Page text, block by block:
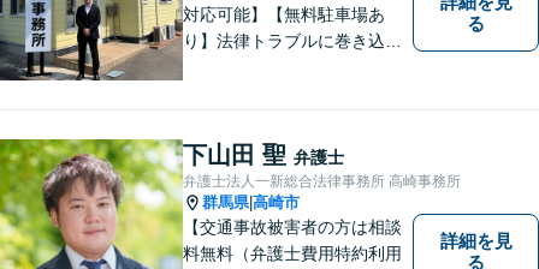
対応可能】【無料駐車場あ
り】法律トラブルに巻き込ま
解決の鍵です。お困りごとが
ございましたら、お気軽にご
相談ください。
る
下山田 聖 弁護士
弁護士法人一新総合法律事務所 高崎事務所
群馬県|高崎市
【交通事故被害者の方は相談
料無料（弁護士費用特約利用
詳細を見
る